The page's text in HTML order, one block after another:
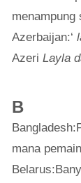
menampung
Azerbaijan:‘
Azeri Layla
B
mana